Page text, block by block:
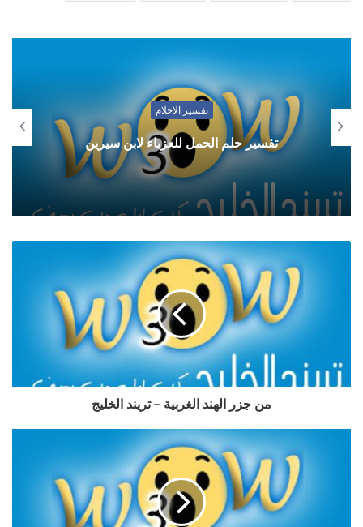
تفسير الاحلام
تفسير حلم الحمل للعزباء لابن سيرين
من جزر الهند الغربية – تريند الخليج